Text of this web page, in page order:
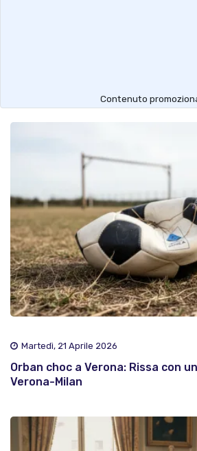
Contenuto
Martedì, 21 Aprile 2026
Orban choc a Verona: Rissa con
Verona-Milan